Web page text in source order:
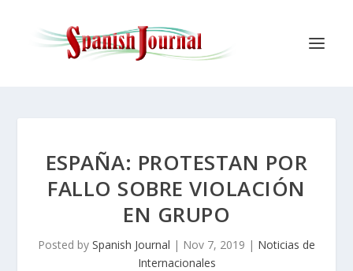
ESPAÑA: PROTESTAN POR
FALLO SOBRE VIOLACIÓN
EN GRUPO
Posted by Spanish Journal | Nov 7, 2019 | Noticias de
Internacionales